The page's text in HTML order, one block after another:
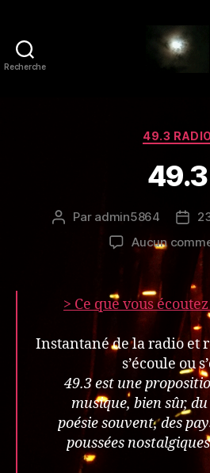
Recherche
49.3
49.3
Auteur
Par admin5864
Date
Aucun
> Ce que vous
Instantané de la radio et
s’écoule ou
49.3 est une
musique, bien sûr,
poésie souvent, des
poussées